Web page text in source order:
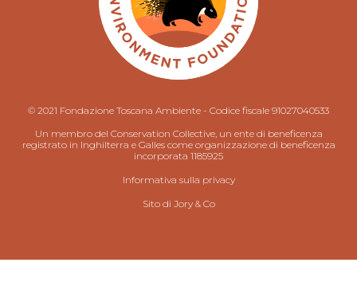
© 2021 Fondazione Toscana Ambiente - Codice fiscale 91027040533
Un membro del Conservation Collective, un ente di beneficenza
registrato in Inghilterra e Galles come organizzazione di beneficenza
incorporata 1185925
Informativa sulla privacy
Sito di Jory & Co